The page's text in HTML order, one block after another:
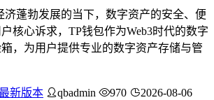
济蓬勃发展的当下，数字资产的安全、便
核心诉求，TP钱包作为Web3时代的数字
，为用户提供专业的数字资产存储与管
新版本 qbadmin 970 2026-08-06